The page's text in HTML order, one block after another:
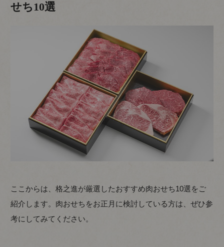
せち10選
ここからは、格之進が厳選したおすすめ肉おせち10選をご
紹介します。肉おせちをお正月に検討している方は、ぜひ参
考にしてみてください。